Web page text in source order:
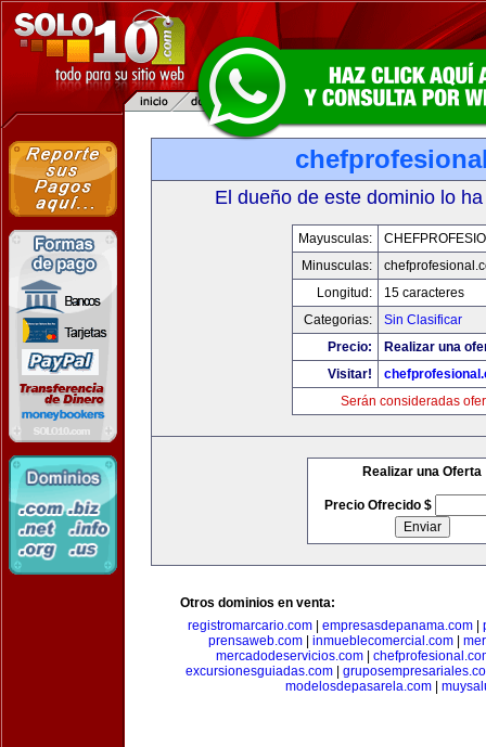
El dueño de este dominio lo
Mayusculas:
Minusculas:
Longitud:
15 caracteres
Categorias:
Sin Clasificar
Precio:
Realizar una
Visitar!
Serán consideradas
Realizar una Oferta
Precio Ofrecido $
Otros dominios en venta:
registromarcario.com| empresasdepanama.com|
prensaweb.com| inmueblecomercial.com|
mercadodeservicios.com
excursionesguiadas.com|
modelosdepasarela.com|